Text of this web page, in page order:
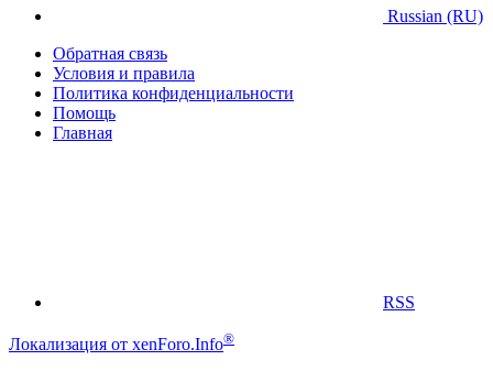
Russian (RU)
Обратная связь
Условия и правила
Политика конфиденциальности
Помощь
Главная
RSS
Локализация от xenForo.Info®